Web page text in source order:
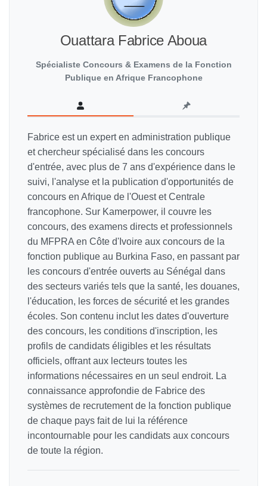
Ouattara Fabrice Aboua
Spécialiste Concours & Examens de la Fonction
Publique en Afrique Francophone
Fabrice est un expert en administration publique
et chercheur spécialisé dans les concours
d'entrée, avec plus de 7 ans d'expérience dans le
suivi, l'analyse et la publication d'opportunités de
concours en Afrique de l'Ouest et Centrale
francophone. Sur Kamerpower, il couvre les
concours, des examens directs et professionnels
du MFPRA en Côte d'Ivoire aux concours de la
fonction publique au Burkina Faso, en passant par
les concours d'entrée ouverts au Sénégal dans
des secteurs variés tels que la santé, les douanes,
l'éducation, les forces de sécurité et les grandes
écoles. Son contenu inclut les dates d'ouverture
des concours, les conditions d'inscription, les
profils de candidats éligibles et les résultats
officiels, offrant aux lecteurs toutes les
informations nécessaires en un seul endroit. La
connaissance approfondie de Fabrice des
systèmes de recrutement de la fonction publique
de chaque pays fait de lui la référence
incontournable pour les candidats aux concours
de toute la région.